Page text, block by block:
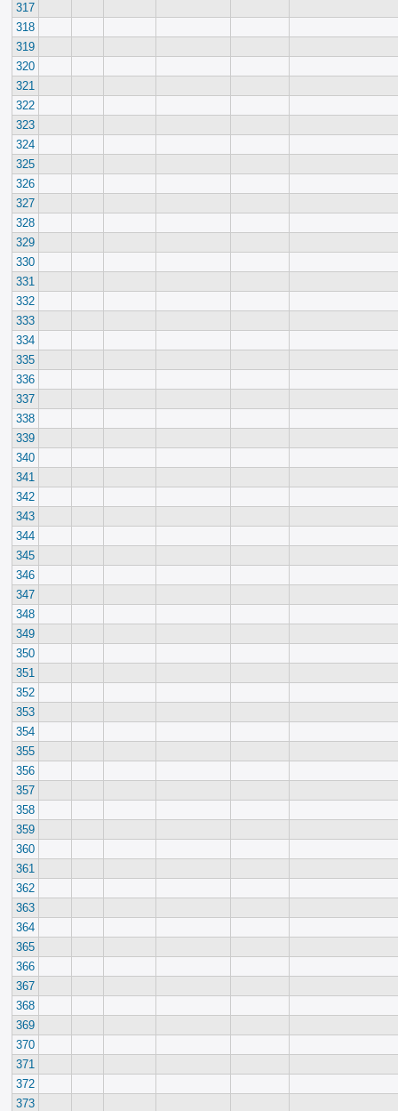
317
318
319
320
321
322
323
324
325
326
327
328
329
330
331
332
333
334
335
336
337
338
339
340
341
342
343
344
345
346
347
348
349
350
351
352
353
354
355
356
357
358
359
360
361
362
363
364
365
366
367
368
369
370
371
372
373